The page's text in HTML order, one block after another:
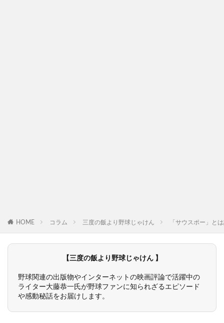
HOME コラム 三度の飯より野球じゃけん 「サウスポー」と
【三度の飯より野球じゃけん 】
野球関連の出版物やインターネットの映画評論で活躍中の
ライター大藤恭一氏が野球ファンに知られざるエピソード
や感動秘話をお届けします。